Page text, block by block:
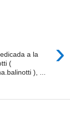
›
a la
(
), ...